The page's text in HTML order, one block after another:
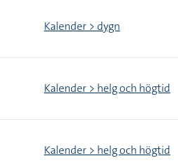
Kalender > dygn
Kalender > helg och högtid
Kalender > helg och högtid